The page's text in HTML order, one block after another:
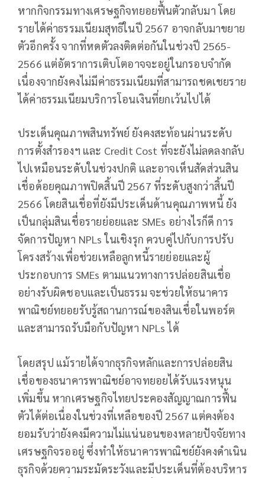
หากกิจกรรมทางเศรษฐกิจทยอยฟื้นตัวกลับมา โดย
รายได้ค่าธรรมเนียมสุทธิในปี 2567 อาจกลับมาขยาย
ตัวอีกครั้ง จากที่หดตัวลงติดต่อกันในช่วงปี 2565-
2566 แต่อัตราการเติบโตอาจจะอยู่ในกรอบจำกัด
เนื่องจากยังคงไม่มีค่าธรรมเนียมที่สามารถชดเชยราย
ได้ค่าธรรมเนียมบริการโอนเงินที่ยกเว้นไปได้
ประเด็นคุณภาพสินทรัพย์ ยังคงสะท้อนผ่านระดับ
การตั้งสำรองฯ และ Credit Cost ที่จะยังไม่ลดลงกลับ
ไปเหมือนระดับในช่วงปกติ และอาจเห็นสัดส่วนสิน
เชื่อด้อยคุณภาพปิดสิ้นปี 2567 ที่ระดับสูงกว่าสิ้นปี
2566 โดยสินเชื่อที่ยังมีประเด็นด้านคุณภาพหนี้ ยัง
เป็นกลุ่มสินเชื่อรายย่อยและ SMEs อย่างไรก็ดี การ
จัดการปัญหา NPLs ในเชิงรุก ควบคู่ไปกับการปรับ
โครงสร้างเพื่อช่วยเหลือลูกหนี้รายย่อยและผู้
ประกอบการ SMEs ตามแนวทางการปล่อยสินเชื่อ
อย่างรับผิดชอบและเป็นธรรม จะช่วยให้ธนาคาร
พาณิชย์ทยอยรับรู้สถานการณ์ของสินเชื่อในพอร์ต
และสามารถรับมือกับปัญหา NPLs ได้
โดยสรุป แม้รายได้จากธุรกิจหลักและการปล่อยสิน
เชื่อของธนาคารพาณิชย์อาจทยอยได้รับแรงหนุน
เพิ่มขึ้น หากเศรษฐกิจไทยประคองสัญญาณการฟื้น
ตัวได้ต่อเนื่องในช่วงที่เหลือของปี 2567 แต่คงต้อง
ยอมรับว่ายังคงมีความไม่แน่นอนของหลายปัจจัยทาง
เศรษฐกิจรออยู่ ซึ่งทำให้ธนาคารพาณิชย์ยังคงดำเนิน
ธุรกิจด้วยความระมัดระวังและมีประเด็นที่ต้องบริหาร